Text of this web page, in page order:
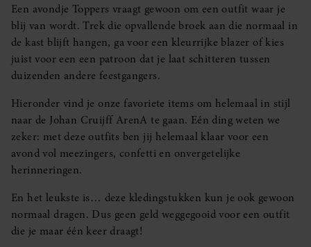
Een avondje Toppers vraagt gewoon om een outfit waar je
blij van wordt. Trek die opvallende broek aan die normaal in
de kast blijft hangen, ga voor een kleurrijke blazer of kies
juist voor een een patroon dat je laat schitteren tussen
duizenden andere feestgangers.
Hieronder vind je onze favoriete items om helemaal in stijl
naar de Johan Cruijff ArenA te gaan. Eén ding weten we
zeker: met deze outfits ben jij helemaal klaar voor een
avond vol meezingers, confetti en onvergetelijke
herinneringen.
En het leukste is… deze kledingstukken kun je ook gewoon
normaal dragen. Dus geen geld weggegooid voor een outfit
die je maar één keer draagt!